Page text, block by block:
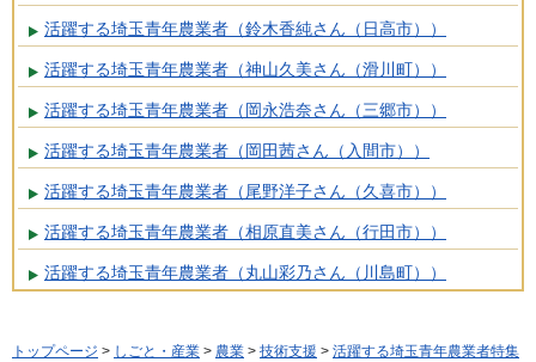
活躍する埼玉青年農業者（鈴木香純さん（日高市））
活躍する埼玉青年農業者（神山久美さん（滑川町））
活躍する埼玉青年農業者（岡永浩奈さん（三郷市））
活躍する埼玉青年農業者（岡田茜さん（入間市））
活躍する埼玉青年農業者（尾野洋子さん（久喜市））
活躍する埼玉青年農業者（相原直美さん（行田市））
活躍する埼玉青年農業者（丸山彩乃さん（川島町））
トップページ > しごと・産業 > 農業 > 技術支援 > 活躍する埼玉青年農業者特集